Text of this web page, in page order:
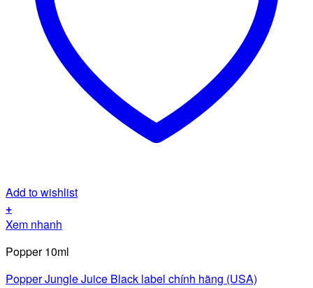
Add to wishlist
+
Xem nhanh
Popper 10ml
Popper Jungle Juice Black label chính hãng (USA)